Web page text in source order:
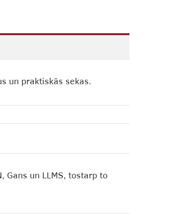
un praktiskās sekas.
Gans un LLMS, tostarp to